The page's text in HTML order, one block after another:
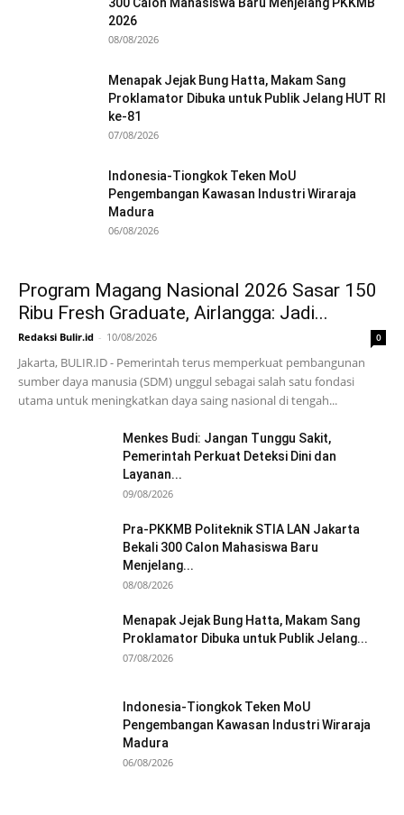
2026
08/08/2026
Menapak Jejak Bung Hatta, Makam Sang
Proklamator Dibuka untuk Publik Jelang HUT RI
ke-81
07/08/2026
Indonesia-Tiongkok Teken MoU
Pengembangan Kawasan Industri Wiraraja
Madura
06/08/2026
Program Magang Nasional 2026 Sasar 150
Ribu Fresh Graduate, Airlangga: Jadi...
Redaksi Bulir.id - 10/08/2026 0
Jakarta, BULIR.ID - Pemerintah terus memperkuat pembangunan
sumber daya manusia (SDM) unggul sebagai salah satu fondasi
utama untuk meningkatkan daya saing nasional di tengah...
Menkes Budi: Jangan Tunggu Sakit,
Pemerintah Perkuat Deteksi Dini dan
Layanan...
09/08/2026
Pra-PKKMB Politeknik STIA LAN Jakarta
Bekali 300 Calon Mahasiswa Baru
Menjelang...
08/08/2026
Menapak Jejak Bung Hatta, Makam Sang
Proklamator Dibuka untuk Publik Jelang...
07/08/2026
Indonesia-Tiongkok Teken MoU
Pengembangan Kawasan Industri Wiraraja
Madura
06/08/2026